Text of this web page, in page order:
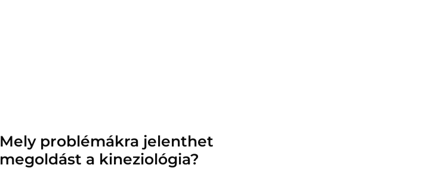
Mely problémákra jelenthet
megoldást a kineziológia?